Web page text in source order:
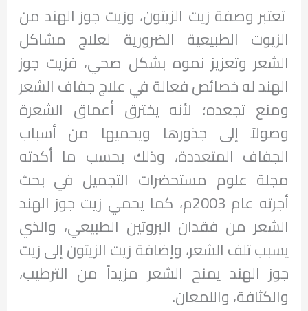
تعتبر وصفة زيت الزيتون، وزيت جوز الهند من
الزيوت الطبيعية الضرورية لعلاج مشاكل
الشعر وتعزيز نموه بشكل صحي، فزيت جوز
الهند له خصائص فعالة في علاج جفاف الشعر
ومنع تجعده؛ لأنه يخترق أعماق الشعرة
وصولاً إلى جذورها ويحميها من أسباب
الجفاف المتعددة، وذلك بحسب ما أكدته
مجلة علوم مستحضرات التجميل في بحث
أجرته عام 2003م، كما يحمي زيت جوز الهند
الشعر من فقدان البروتين الطبيعي، والذي
يسبب تلف الشعر، وإضافة زيت الزيتون إلى زيت
جوز الهند يمنح الشعر مزيداً من الترطيب،
والكثافة، واللمعان.